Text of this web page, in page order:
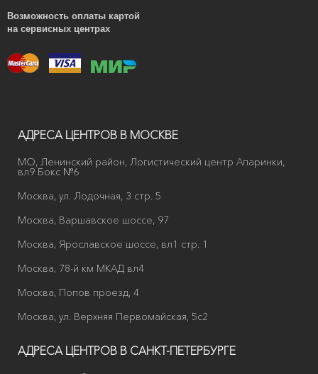
Возможность оплаты картой
на сервисных центрах
АДРЕСА ЦЕНТРОВ В МОСКВЕ
МО, Ленинский район, Логистический центр Апаринки,
вл9 Бокс №6
Москва, ул. Лодочная, 3 стр. 5
Москва, Варшавское шоссе, 97
Москва, Ярославское шоссе, вл1 стр. 1
Москва, 78-й км МКАД вл4
Москва, Попов проезд, 4
Москва, ул. Верхняя Первомайская, 5с2
АДРЕСА ЦЕНТРОВ В САНКТ-ПЕТЕРБУРГЕ